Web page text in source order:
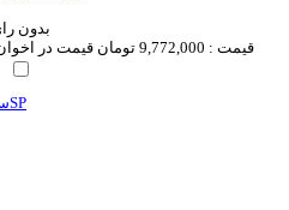
بدون
قیمت : 9,772,000 تومان قیمت در